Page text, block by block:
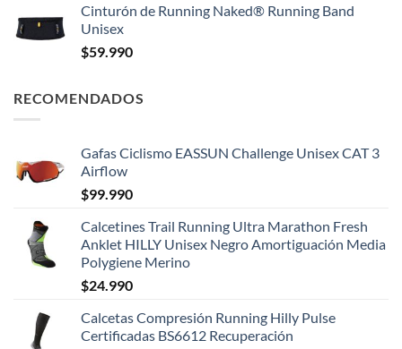
Cinturón de Running Naked® Running Band
Unisex
$59.990
RECOMENDADOS
Gafas Ciclismo EASSUN Challenge Unisex CAT 3
Airflow
$99.990
Calcetines Trail Running Ultra Marathon Fresh
Anklet HILLY Unisex Negro Amortiguación Media
Polygiene Merino
$24.990
Calcetas Compresión Running Hilly Pulse
Certificadas BS6612 Recuperación